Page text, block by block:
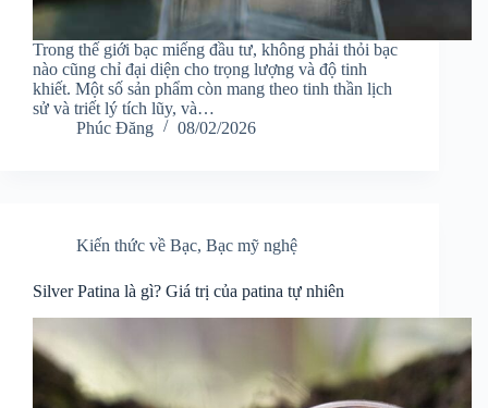
Trong thế giới bạc miếng đầu tư, không phải thỏi bạc
nào cũng chỉ đại diện cho trọng lượng và độ tinh
khiết. Một số sản phẩm còn mang theo tinh thần lịch
sử và triết lý tích lũy, và…
Phúc Đăng
08/02/2026
Kiến thức về Bạc, Bạc mỹ nghệ
Silver Patina là gì? Giá trị của patina tự nhiên